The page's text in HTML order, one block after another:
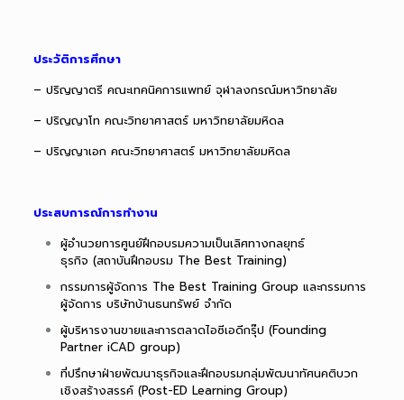
ประวัติการศึกษา
– ปริญญาตรี คณะเทคนิคการแพทย์ จุฬาลงกรณ์มหาวิทยาลัย
– ปริญญาโท คณะวิทยาศาสตร์ มหาวิทยาลัยมหิดล
– ปริญญาเอก คณะวิทยาศาสตร์ มหาวิทยาลัยมหิดล
ประสบการณ์การทำงาน
ผู้อำนวยการศูนย์ฝึกอบรมความเป็นเลิศทางกลยุทธ์
ธุรกิจ (สถาบันฝึกอบรม The Best Training)
กรรมการผู้จัดการ The Best Training Group และกรรมการ
ผู้จัดการ บริษัทบ้านธนทรัพย์ จำกัด
ผู้บริหารงานขายและการตลาดไอซีเอดีกรุ๊ป (Founding
Partner iCAD group)
ที่ปรึกษาฝ่ายพัฒนาธุรกิจและฝึกอบรมกลุ่มพัฒนาทัศนคติบวก
เชิงสร้างสรรค์ (Post-ED Learning Group)